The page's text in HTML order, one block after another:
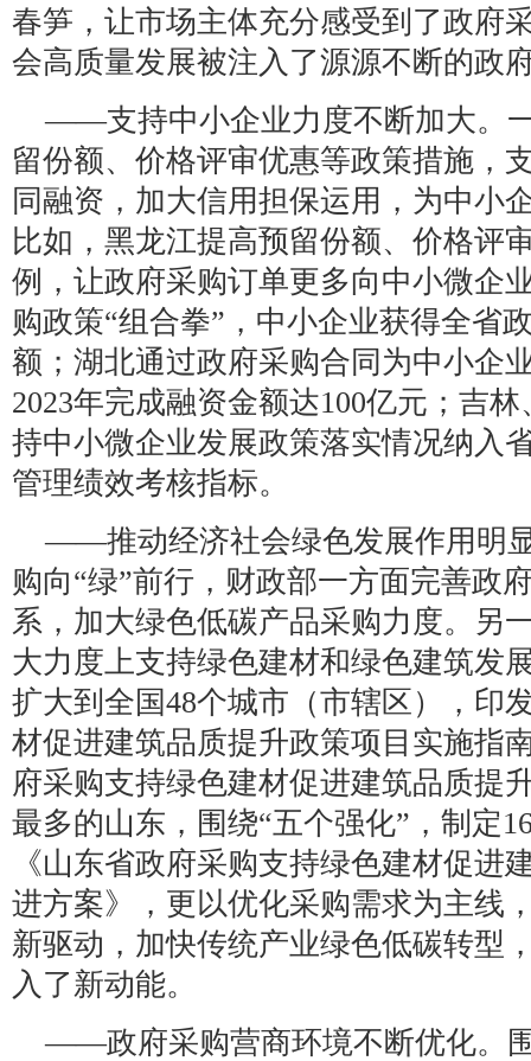
春笋，让市场主体充分感受到了政府
会高质量发展被注入了源源不断的政
——支持中小企业力度不断加大。
留份额、价格评审优惠等政策措施，
同融资，加大信用担保运用，为中小
比如，黑龙江提高预留份额、价格评
例，让政府采购订单更多向中小微企
购政策“组合拳”，中小企业获得全省
额；湖北通过政府采购合同为中小企
2023年完成融资金额达100亿元；吉
持中小微企业发展政策落实情况纳入
管理绩效考核指标。
——推动经济社会绿色发展作用明
购向“绿”前行，财政部一方面完善政
系，加大绿色低碳产品采购力度。另
大力度上支持绿色建材和绿色建筑发
扩大到全国48个城市（市辖区），印
材促进建筑品质提升政策项目实施指
府采购支持绿色建材促进建筑品质提
最多的山东，围绕“五个强化”，制定
《山东省政府采购支持绿色建材促进
进方案》，更以优化采购需求为主线
新驱动，加快传统产业绿色低碳转型
入了新动能。
——政府采购营商环境不断优化。